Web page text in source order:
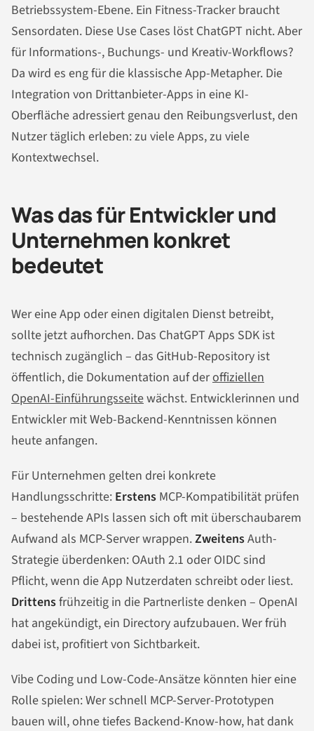
Betriebssystem-Ebene. Ein Fitness-Tracker braucht
Sensordaten. Diese Use Cases löst ChatGPT nicht. Aber
für Informations-, Buchungs- und Kreativ-Workflows?
Da wird es eng für die klassische App-Metapher. Die
Integration von Drittanbieter-Apps in eine KI-
Oberfläche adressiert genau den Reibungsverlust, den
Nutzer täglich erleben: zu viele Apps, zu viele
Kontextwechsel.
Was das für Entwickler und
Unternehmen konkret
bedeutet
Wer eine App oder einen digitalen Dienst betreibt,
sollte jetzt aufhorchen. Das ChatGPT Apps SDK ist
technisch zugänglich – das GitHub-Repository ist
öffentlich, die Dokumentation auf deroffiziellen
OpenAI-Einführungsseitewächst. Entwicklerinnen und
Entwickler mit Web-Backend-Kenntnissen können
heute anfangen.
Für Unternehmen gelten drei konkrete
Handlungsschritte: Erstens MCP-Kompatibilität prüfen
– bestehende APIs lassen sich oft mit überschaubarem
Aufwand als MCP-Server wrappen.ZweitensAuth-
Strategie überdenken: OAuth 2.1 oder OIDC sind
Pflicht, wenn die App Nutzerdaten schreibt oder liest.
Drittensfrühzeitig in die Partnerliste denken – OpenAI
hat angekündigt, ein Directory aufzubauen. Wer früh
dabei ist, profitiert von Sichtbarkeit.
Vibe Coding und Low-Code-Ansätze könnten hier eine
Rolle spielen: Wer schnell MCP-Server-Prototypen
bauen will, ohne tiefes Backend-Know-how, hat dank